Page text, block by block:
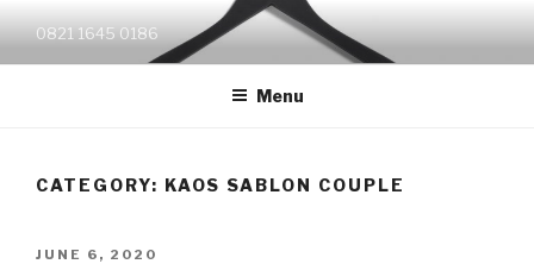
content
0821 1645 0186
Menu
CATEGORY: KAOS SABLON COUPLE
POSTED
JUNE 6, 2020